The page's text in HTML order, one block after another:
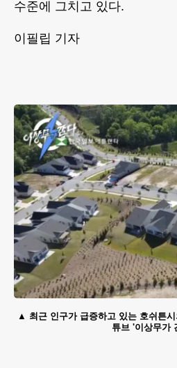
수준에 그치고 있다.
이필립 기자
최근 인구가 급증하고 있는 호쉬튼
튜브 '이상무가